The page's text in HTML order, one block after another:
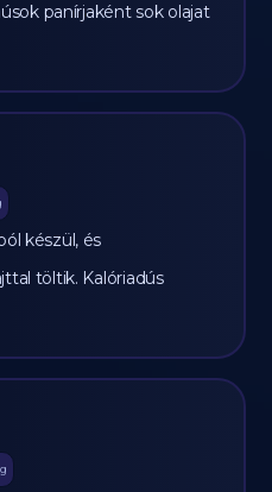
panírjaként sok olajat
készül, és
töltik. Kalóriadús
g